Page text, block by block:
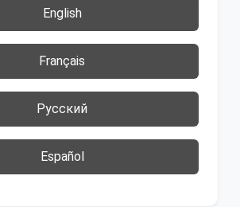
English
Français
Русский
Español